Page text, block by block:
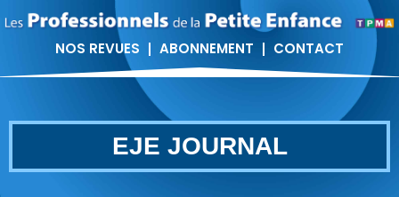
NOS REVUES ABONNEMENT CONTACT
EJE JOURNAL